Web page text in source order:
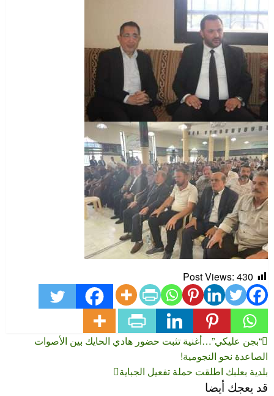
Post Views: 430
تصفّح
المقالات
المقالة
السابقة
“بجن عليكي”…أغنية تثبت حضور هادي الحايك بين الأصوات
الصاعدة نحو النجومية!
المقالة
التالية
بلدية بعلبك اطلقت حملة تفعيل الجباية
قد يعجك أيضا